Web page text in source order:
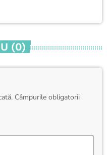
(0)
Câmpurile obligatorii